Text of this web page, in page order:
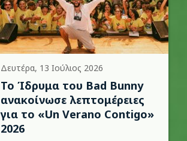
Δευτέρα, 13 Ιούλιος 2026
Το Ίδρυμα του Bad Bunny
ανακοίνωσε λεπτομέρειες
για το «Un Verano Contigo»
2026